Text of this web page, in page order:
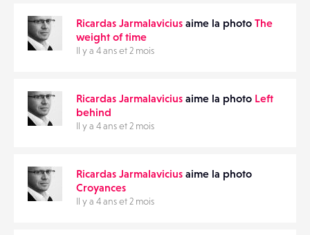
Ricardas Jarmalavicius aime la photo The
weight of time
Il y a 4 ans et 2 mois
Ricardas Jarmalavicius aime la photo Left
behind
Il y a 4 ans et 2 mois
Ricardas Jarmalavicius aime la photo
Croyances
Il y a 4 ans et 2 mois